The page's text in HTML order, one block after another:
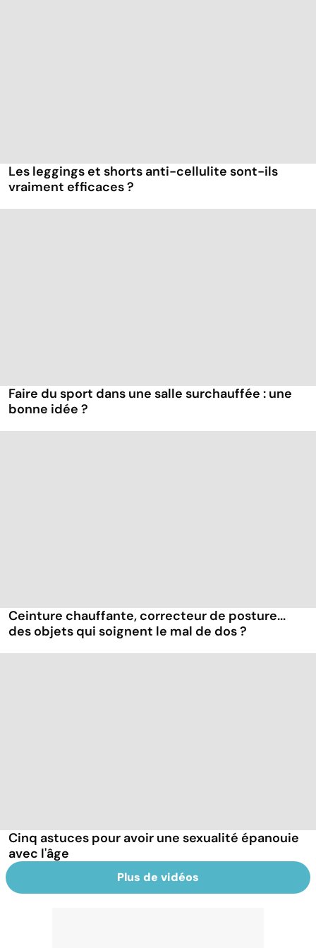
Les leggings et shorts anti-cellulite sont-ils
vraiment efficaces ?
Faire du sport dans une salle surchauffée : une
bonne idée ?
Ceinture chauffante, correcteur de posture...
des objets qui soignent le mal de dos ?
Cinq astuces pour avoir une sexualité épanouie
avec l'âge
Plus de vidéos